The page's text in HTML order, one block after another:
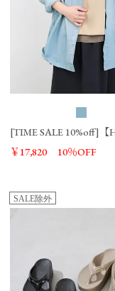
[TIME SALE 10%off]【
￥17,820
10％OFF
SALE除外